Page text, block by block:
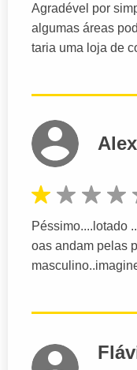
Agradével por
algumas áreas
taria uma loja de
Péssimo....lotado
oas andam pelas